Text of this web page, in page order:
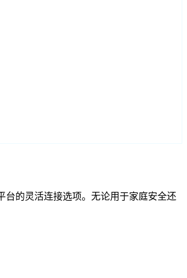
台的灵活连接选项。无论用于家庭安全还